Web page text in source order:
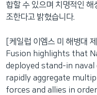
합할 수 있으며 치명적인
조한다고 밝혔습니다.
[케일럽 이엠스 미 해병대
Fusion highlights that
deployed stand-in
rapidly aggregate
forces and allies in